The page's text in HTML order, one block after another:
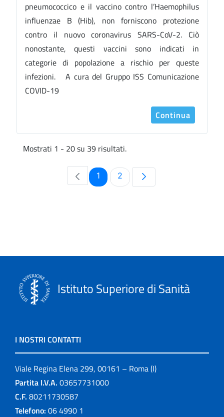
pneumococcico e il vaccino contro l’Haemophilus
influenzae B (Hib), non forniscono protezione
contro il nuovo coronavirus SARS-CoV-2. Ciò
nonostante, questi vaccini sono indicati in
categorie di popolazione a rischio per queste
infezioni. A cura del Gruppo ISS Comunicazione
COVID-19
Continua
Mostrati 1 - 20 su 39 risultati.
Pagina
1 Pagina
2
Istituto Superiore di Sanità
I NOSTRI CONTATTI
Viale Regina Elena 299, 00161 – Roma (I)
Partita I.V.A. 03657731000
C.F. 80211730587
Telefono: 06 4990 1